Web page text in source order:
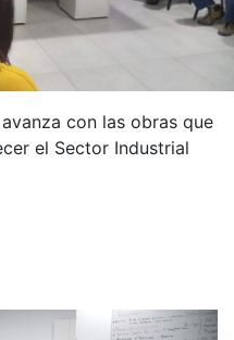
con las obras que
el Sector Industrial